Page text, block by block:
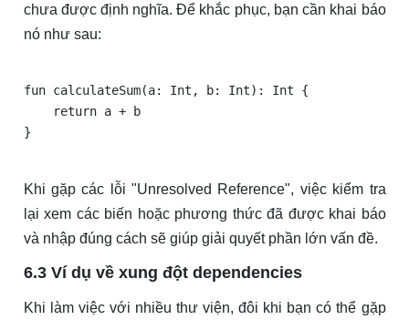
chưa được định nghĩa. Để khắc phục, bạn cần khai báo
nó như sau:
fun calculateSum(a: Int, b: Int): Int {
    return a + b
Khi gặp các lỗi "Unresolved Reference", việc kiểm tra
lại xem các biến hoặc phương thức đã được khai báo
và nhập đúng cách sẽ giúp giải quyết phần lớn vấn đề.
6.3 Ví dụ về xung đột dependencies
Khi làm việc với nhiều thư viện, đôi khi bạn có thể gặp